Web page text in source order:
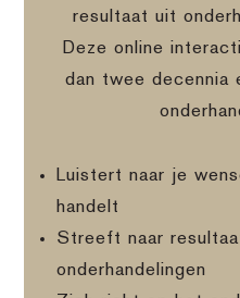
resultaat uit
Deze online
dan twee decennia
Luistert naar je
handelt
Streeft naar
onderhandelingen